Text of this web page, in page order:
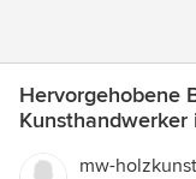
Hervorgehobene
Kunsthandwerker
mw-